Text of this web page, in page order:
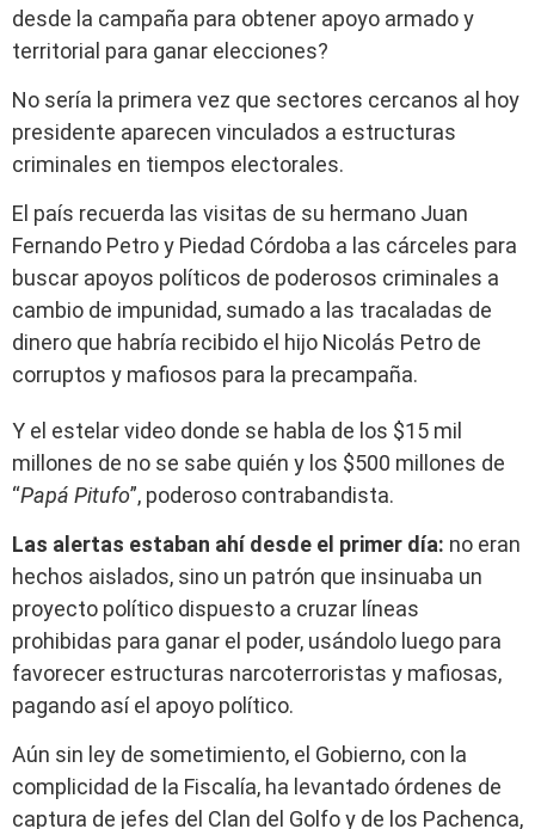
desde la campaña para obtener apoyo armado y
territorial para ganar elecciones?
No sería la primera vez que sectores cercanos al hoy
presidente aparecen vinculados a estructuras
criminales en tiempos electorales.
El país recuerda las visitas de su hermano Juan
Fernando Petro y Piedad Córdoba a las cárceles para
buscar apoyos políticos de poderosos criminales a
cambio de impunidad, sumado a las tracaladas de
dinero que habría recibido el hijo Nicolás Petro de
corruptos y mafiosos para la precampaña.
Y el estelar video donde se habla de los $15 mil
millones de no se sabe quién y los $500 millones de
“Papá Pitufo”, poderoso contrabandista.
Las alertas estaban ahí desde el primer día: no eran
hechos aislados, sino un patrón que insinuaba un
proyecto político dispuesto a cruzar líneas
prohibidas para ganar el poder, usándolo luego para
favorecer estructuras narcoterroristas y mafiosas,
pagando así el apoyo político.
Aún sin ley de sometimiento, el Gobierno, con la
complicidad de la Fiscalía, ha levantado órdenes de
captura de jefes del Clan del Golfo y de los Pachenca,